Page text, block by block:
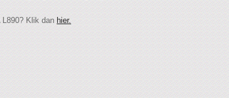
Klik dan hier.